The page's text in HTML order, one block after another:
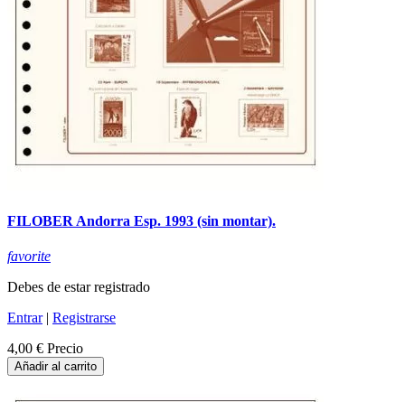
FILOBER Andorra Esp. 1993 (sin montar).
favorite
Debes de estar registrado
Entrar| Registrarse
4,00 € Precio
Añadir al carrito